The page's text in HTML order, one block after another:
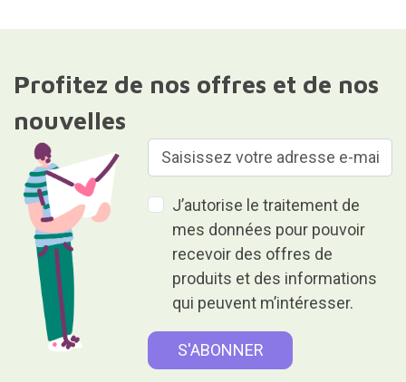
Profitez de nos offres et de nos
nouvelles
J’autorise le traitement de
mes données pour pouvoir
recevoir des offres de
produits et des informations
qui peuvent m’intéresser.